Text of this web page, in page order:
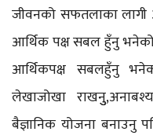
जीवनको सफतलाका लागी
आर्थिक पक्ष सबल हुँनु भनेको
आर्थिकपक्ष सबलहुँनु
लेखाजोखा
बैज्ञानिक योजना बनाउनु